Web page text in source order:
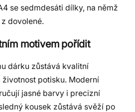
se sedmdesáti dílky, na němž
dovolené.
motivem pořídit
dárku zůstává kvalitní
potisku. Moderní
jasné barvy i precizní
kousek zůstává svěží po